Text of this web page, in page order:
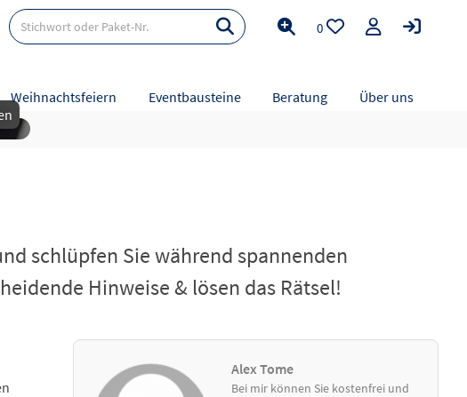
Weihnachtsfeiern Eventbausteine Beratung Über uns
0
schlüpfen Sie während spannenden
Hinweise & lösen das Rätsel!
Alex Tome
Bei mir können Sie kostenfrei und